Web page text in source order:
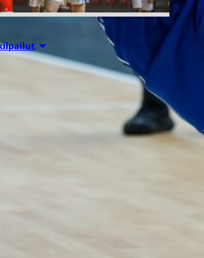
08.08.2026 00:37
16-
pojat
Luxemburgin
– EM-kisojen